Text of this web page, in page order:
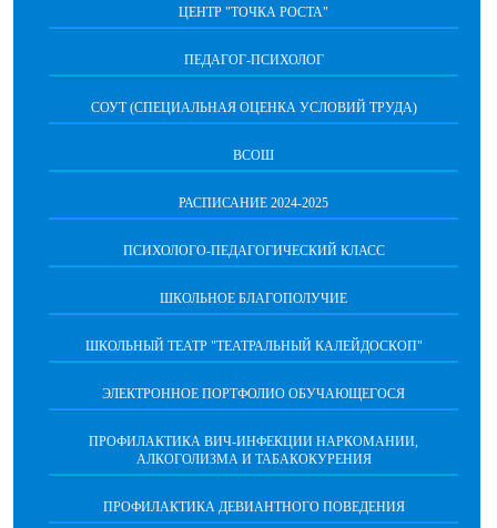
ЦЕНТР "ТОЧКА РОСТА"
ПЕДАГОГ-ПСИХОЛОГ
СОУТ (СПЕЦИАЛЬНАЯ ОЦЕНКА УСЛОВИЙ ТРУДА)
ВСОШ
РАСПИСАНИЕ 2024-2025
ПСИХОЛОГО-ПЕДАГОГИЧЕСКИЙ КЛАСС
ШКОЛЬНОЕ БЛАГОПОЛУЧИЕ
ШКОЛЬНЫЙ ТЕАТР "ТЕАТРАЛЬНЫЙ КАЛЕЙДОСКОП"
ЭЛЕКТРОННОЕ ПОРТФОЛИО ОБУЧАЮЩЕГОСЯ
ПРОФИЛАКТИКА ВИЧ-ИНФЕКЦИИ НАРКОМАНИИ,
АЛКОГОЛИЗМА И ТАБАКОКУРЕНИЯ
ПРОФИЛАКТИКА ДЕВИАНТНОГО ПОВЕДЕНИЯ